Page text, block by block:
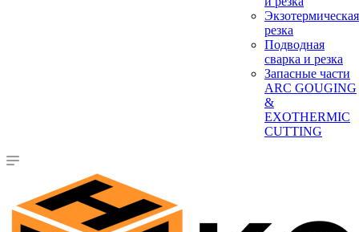
Экзотермическая
резка
Подводная
сварка и резка
Запасные части
ARC GOUGING
&
EXOTHERMIC
CUTTING